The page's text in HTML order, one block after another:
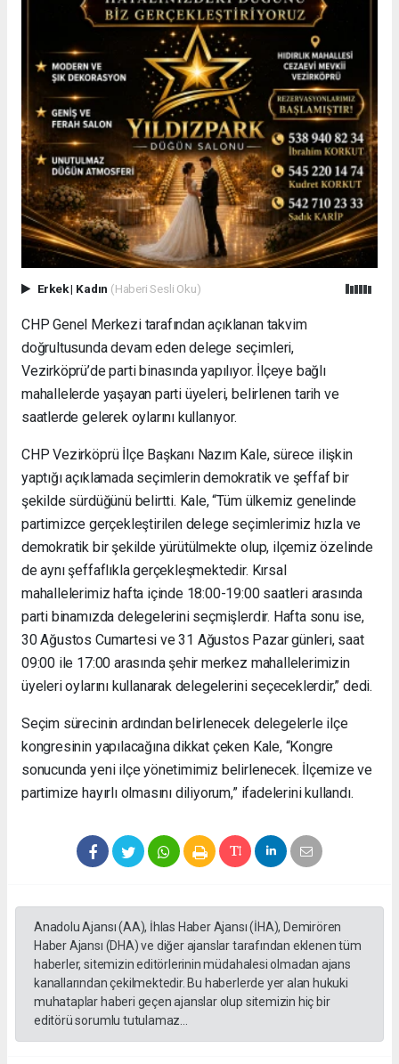
Erkek| Kadın (Haberi Sesli Oku)
CHP Genel Merkezi tarafından açıklanan takvim
doğrultusunda devam eden delege seçimleri,
Vezirköprü’de parti binasında yapılıyor. İlçeye bağlı
mahallelerde yaşayan parti üyeleri, belirlenen tarih ve
saatlerde gelerek oylarını kullanıyor.
CHP Vezirköprü İlçe Başkanı Nazım Kale, sürece ilişkin
yaptığı açıklamada seçimlerin demokratik ve şeffaf bir
şekilde sürdüğünü belirtti. Kale, “Tüm ülkemiz genelinde
partimizce gerçekleştirilen delege seçimlerimiz hızla ve
demokratik bir şekilde yürütülmekte olup, ilçemiz özelinde
de aynı şeffaflıkla gerçekleşmektedir. Kırsal
mahallelerimiz hafta içinde 18:00-19:00 saatleri arasında
parti binamızda delegelerini seçmişlerdir. Hafta sonu ise,
30 Ağustos Cumartesi ve 31 Ağustos Pazar günleri, saat
09:00 ile 17:00 arasında şehir merkez mahallelerimizin
üyeleri oylarını kullanarak delegelerini seçeceklerdir,” dedi.
Seçim sürecinin ardından belirlenecek delegelerle ilçe
kongresinin yapılacağına dikkat çeken Kale, “Kongre
sonucunda yeni ilçe yönetimimiz belirlenecek. İlçemize ve
partimize hayırlı olmasını diliyorum,” ifadelerini kullandı.
Anadolu Ajansı (AA), İhlas Haber Ajansı (İHA), Demirören
Haber Ajansı (DHA) ve diğer ajanslar tarafından eklenen tüm
haberler, sitemizin editörlerinin müdahalesi olmadan ajans
kanallarından çekilmektedir. Bu haberlerde yer alan hukuki
muhataplar haberi geçen ajanslar olup sitemizin hiç bir
editörü sorumlu tutulamaz...